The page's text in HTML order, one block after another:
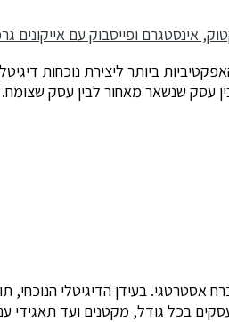
ביותר ליצירת נוכחות
עסק שנשאר מאחור לבין עסק
בעידן הדיגיטלי הנוכחי,
בכל גודל, מקטנים ועד תאגידי